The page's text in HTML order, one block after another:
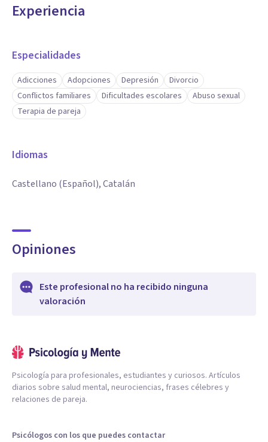
Experiencia
Especialidades
Adicciones Adopciones Depresión
Divorcio
Conflictos familiares
Dificultades escolares
Abuso sexual
Terapia de pareja
Idiomas
Castellano (Español), Catalán
Opiniones
Este profesional no ha recibido ninguna
valoración
Psicología para profesionales, estudiantes y curiosos. Artículos
diarios sobre salud mental, neurociencias, frases célebres y
relaciones de pareja.
Psicólogos con los que puedes contactar